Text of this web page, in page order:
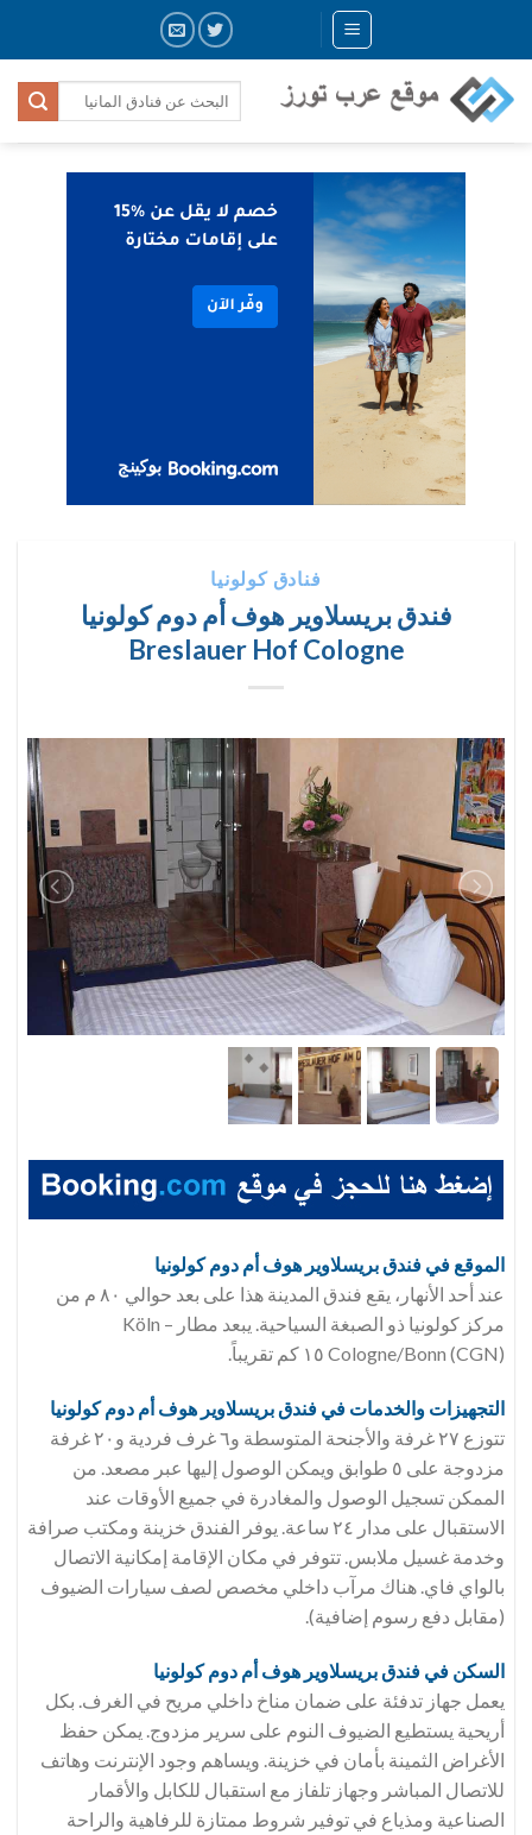
content
فنادق كولونيا
فندق بريسلاوير هوف أم دوم كولونيا
Breslauer Hof Cologne
الموقع في فندق بريسلاوير هوف أم دوم كولونيا
عند أحد الأنهار، يقع فندق المدينة هذا على بعد حوالي ٨٠ م من
مركز كولونيا ذو الصبغة السياحية. يبعد مطار Köln –
Cologne/Bonn (CGN) ١٥ كم تقريباً.
التجهيزات والخدمات في فندق بريسلاوير هوف أم دوم كولونيا
تتوزع ٢٧ غرفة والأجنحة المتوسطة و٦ غرف فردية و٢٠ غرفة
مزدوجة على ٥ طوابق ويمكن الوصول إليها عبر مصعد. من
الممكن تسجيل الوصول والمغادرة في جميع الأوقات عند
الاستقبال على مدار ٢٤ ساعة. يوفر الفندق خزينة ومكتب صرافة
وخدمة غسيل ملابس. تتوفر في مكان الإقامة إمكانية الاتصال
بالواي فاي. هناك مرآب داخلي مخصص لصف سيارات الضيوف
(مقابل دفع رسوم إضافية).
السكن في فندق بريسلاوير هوف أم دوم كولونيا
يعمل جهاز تدفئة على ضمان مناخ داخلي مريح في الغرف. بكل
أريحية يستطيع الضيوف النوم على سرير مزدوج. يمكن حفظ
الأغراض الثمينة بأمان في خزينة. ويساهم وجود الإنترنت وهاتف
للاتصال المباشر وجهاز تلفاز مع استقبال للكابل والأقمار
الصناعية ومذياع في توفير شروط ممتازة للرفاهية والراحة